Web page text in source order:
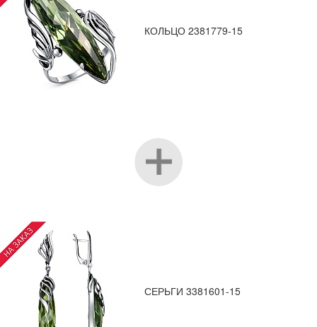
КОЛЬЦО 2381779-15
СЕРЬГИ 3381601-15